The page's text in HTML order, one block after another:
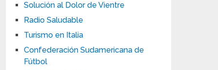
Solución al Dolor de Vientre
Radio Saludable
Turismo en Italia
Confederación Sudamericana de
Fútbol